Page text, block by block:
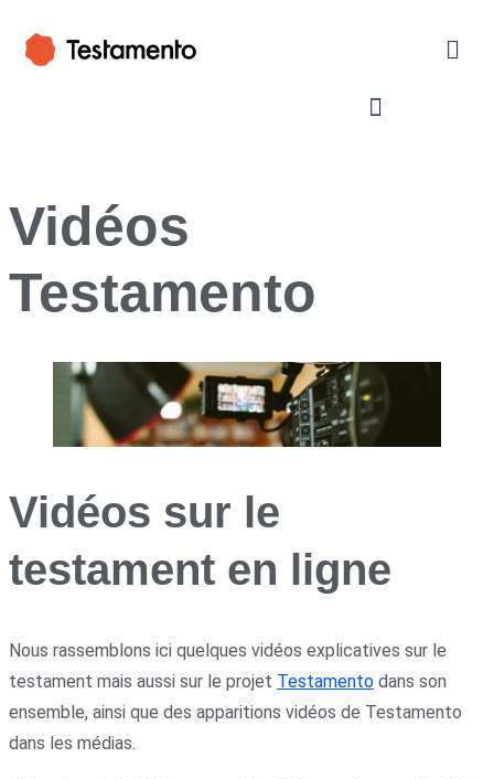
Vidéos
Testamento
Vidéos sur le
testament en ligne
Nous rassemblons ici quelques vidéos explicatives sur le
testament mais aussi sur le projet Testamento dans son
ensemble, ainsi que des apparitions vidéos de Testamento
dans les médias.